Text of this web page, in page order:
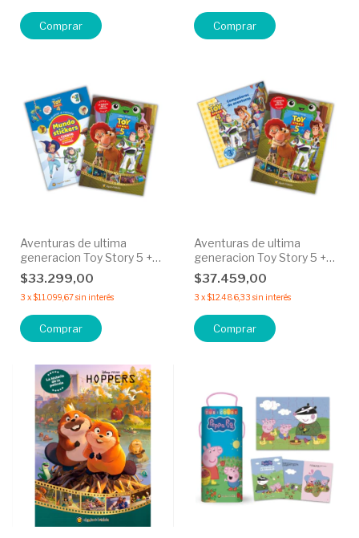
Comprar
Aventuras de ultima
generacion Toy Story 5 +
Juguetes al recate - 30%
OFF
$33.299,00
3 x$11.099,67sin interés
Aventuras de ultima
generacion Toy Story 5 +
Compañeros de aventuras
30% OFF
$37.459,00
3 x$12.486,33 sin interés